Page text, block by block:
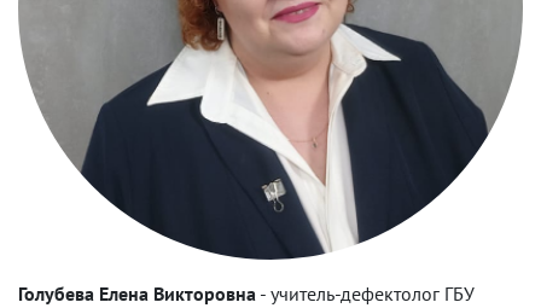
Голубева Елена Викторовна - учитель-дефектолог ГБУ